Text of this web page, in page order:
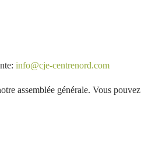
info@cje-centrenord.com
assemblée générale. Vous pouvez